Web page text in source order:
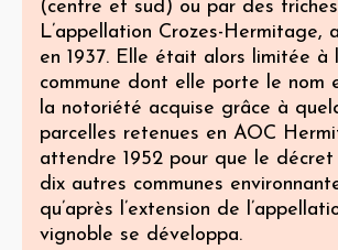
(centre et sud) ou par des
L’appellation Crozes-Hermitage,
en 1937. Elle était alors limitée à
commune dont elle porte le nom
la notoriété acquise grâce à
parcelles retenues en AOC
attendre 1952 pour que le décret
dix autres communes
qu’après l’extension de
vignoble se développa.